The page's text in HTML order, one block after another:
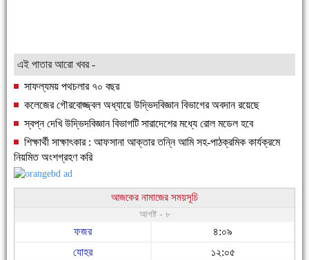
এই পাতার আরো খবর -
সাফল্যময় পথচলার ৭০ বছর
কলেজের গৌরবোজ্জ্বল অধ্যায়ে উদ্ভিদবিজ্ঞান বিভাগের অবদান রয়েছে
স্বপ্ন দেখি উদ্ভিদবিজ্ঞান বিভাগটি সারাদেশের মধ্যে রোল মডেল হবে
শিক্ষার্থী সাক্ষাৎকার : আফসানা আক্তার তন্নি আমি সহ-পাঠক্রমিক কার্যক্রমে
নিয়মিত অংশগ্রহণ করি
আজকের নামাজের সময়সূচি
আগষ্ট - ৮
ফজর
৪:০৯
যোহর
১২:০৫